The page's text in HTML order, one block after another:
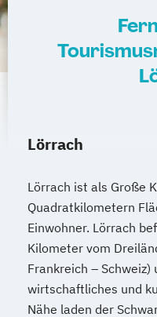
Lörrach
Lörrach ist als Große
Quadratkilometern
Einwohner. Lörrach
Kilometer vom
Frankreich – Schweiz)
wirtschaftliches und
Nähe laden der